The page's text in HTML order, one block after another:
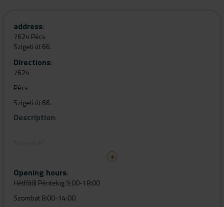
address:
7624 Pécs
Szigeti út 66.
Directions:
7624
Pécs
Szigeti út 66.
Description:
Sok szeretettel várjuk kedves férfi vendégeinket egyedi borbély
szalonunkba , Pécs városában. A jó hangulat és precíz hajvágás
mellett átélheted az igazi borbély élményt : forró törölközős
pengés borotválást, szakáll igazítást és formálást! Gyere el és
próbáld ki a pécsi gentleman shop érzést!
Opening hours:
Hétfőtől Péntekig 9;00-18:00
Szombat 8:00-14:00